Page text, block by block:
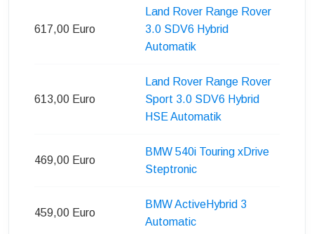
617,00 Euro
Land Rover Range Rover
3.0 SDV6 Hybrid
Automatik
613,00 Euro
Land Rover Range Rover
Sport 3.0 SDV6 Hybrid
HSE Automatik
469,00 Euro
BMW 540i Touring xDrive
Steptronic
459,00 Euro
BMW ActiveHybrid 3
Automatic